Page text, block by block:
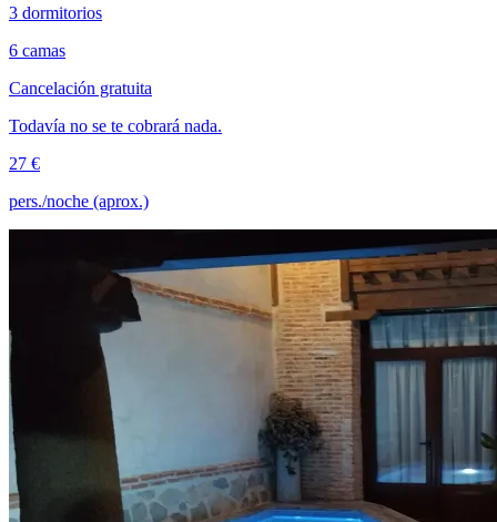
3 dormitorios
6 camas
Cancelación gratuita
Todavía no se te cobrará nada.
27 €
pers./noche (aprox.)